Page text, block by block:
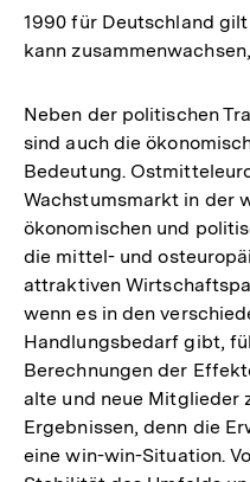
1990 für Deutschland
kann
Neben der politischen
sind auch die
Bedeutung.
Wachstumsmarkt in der
ökonomischen und
die mittel- und
attraktiven
wenn es in den
Handlungsbedarf gibt,
Berechnungen der
alte und neue Mitglieder
Ergebnissen, denn die
eine win-win-Situation.